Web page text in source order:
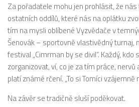
Za pořadatele mohu jen prohlásit, že
ostatních oddílů, které nás na oplátku
tím na mysli oblíbené Vyzvědače v
Šenovák – sportovně vlastivědný turnaj,
festival „Cimrman by se divil“. Každý, kdo
zorganizovat, ví, co je za tím práce, nervů
platí známé rčení. „To si Tomíci vzájemně
Na závěr se tradičně sluší poděkovat.